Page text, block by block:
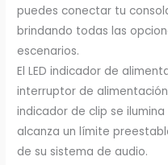
puedes conectar tu
brindando todas las
escenarios.
El LED indicador de
interruptor de
indicador de clip se
alcanza un límite
de su sistema de audio.